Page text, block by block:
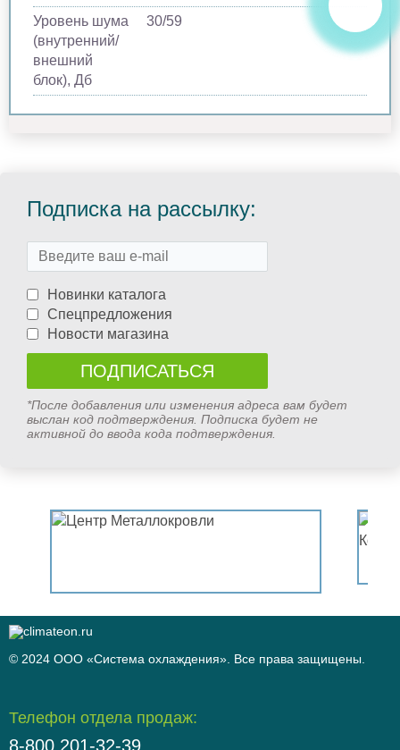
Уровень шума
(внутренний/
внешний
блок), Дб
30/59
Подписка на рассылку:
Новинки каталога
Спецпредложения
Новости магазина
*После добавления или изменения адреса вам будет
выслан код подтверждения. Подписка будет не
активной до ввода кода подтверждения.
© 2024 ООО «Система охлаждения». Все права защищены.
Телефон отдела продаж:
8-800 201-32-39